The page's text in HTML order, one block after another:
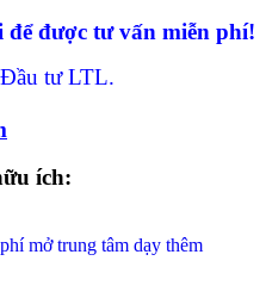
được tư vấn miễn phí!
tư LTL.
ích:
mở trung tâm dạy thêm